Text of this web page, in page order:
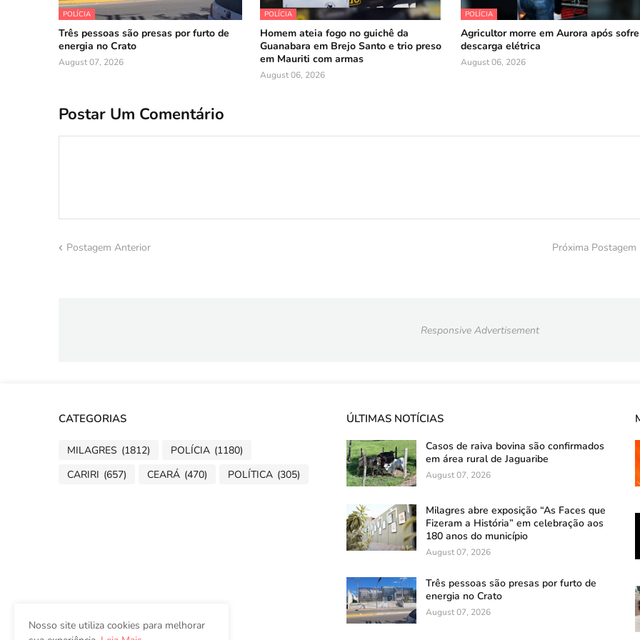
POLÍCIA
Três pessoas são presas por furto de
energia no Crato
August 07, 2026
POLÍCIA
Homem ateia fogo no guichê da
Guanabara em Brejo Santo e trio preso
em Mauriti com armas
August 06, 2026
POLÍCIA
Agricultor morre em Aurora após
descarga elétrica
August 06, 2026
Postar Um Comentário
Postagem Anterior Próxima Postagem
Responsive Advertisement
CATEGORIAS
MILAGRES (1812) POLÍCIA (1180)
CARIRI (657) CEARÁ (470) POLÍTICA (305)
ÚLTIMAS NOTÍCIAS
Casos de raiva bovina são confirmados
em área rural de Jaguaribe
August 07, 2026
Milagres abre exposição “As Faces que
Fizeram a História” em celebração aos
180 anos do município
August 07, 2026
Três pessoas são presas por furto de
energia no Crato
August 07, 2026
Nosso site utiliza cookies para melhorar